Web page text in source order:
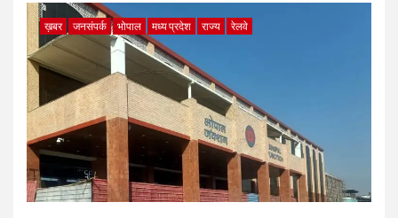
ख़बर जनसंपर्क भोपाल मध्य प्रदेश राज्य रेलवे